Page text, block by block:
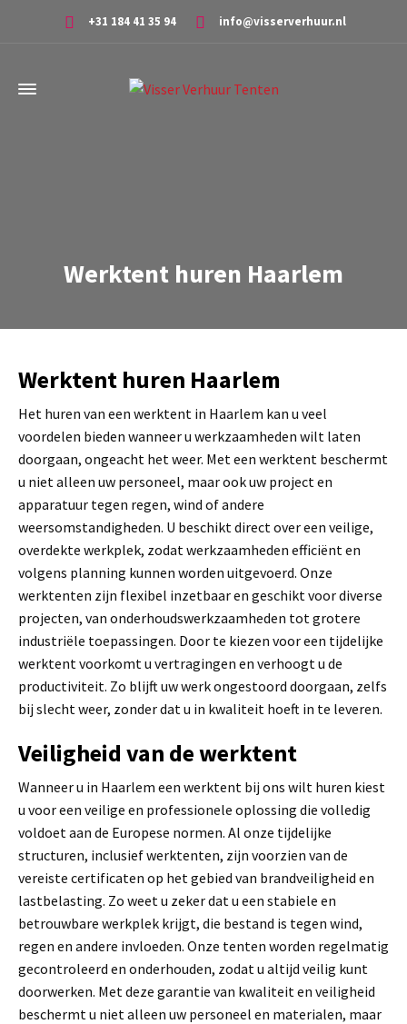
+31 184 41 35 94 info@visserverhuur.nl
Werktent huren Haarlem
Werktent huren Haarlem
Het huren van een werktent in Haarlem kan u veel
voordelen bieden wanneer u werkzaamheden wilt laten
doorgaan, ongeacht het weer. Met een werktent beschermt
u niet alleen uw personeel, maar ook uw project en
apparatuur tegen regen, wind of andere
weersomstandigheden. U beschikt direct over een veilige,
overdekte werkplek, zodat werkzaamheden efficiënt en
volgens planning kunnen worden uitgevoerd. Onze
werktenten zijn flexibel inzetbaar en geschikt voor diverse
projecten, van onderhoudswerkzaamheden tot grotere
industriële toepassingen. Door te kiezen voor een tijdelijke
werktent voorkomt u vertragingen en verhoogt u de
productiviteit. Zo blijft uw werk ongestoord doorgaan, zelfs
bij slecht weer, zonder dat u in kwaliteit hoeft in te leveren.
Veiligheid van de werktent
Wanneer u in Haarlem een werktent bij ons wilt huren kiest
u voor een veilige en professionele oplossing die volledig
voldoet aan de Europese normen. Al onze tijdelijke
structuren, inclusief werktenten, zijn voorzien van de
vereiste certificaten op het gebied van brandveiligheid en
lastbelasting. Zo weet u zeker dat u een stabiele en
betrouwbare werkplek krijgt, die bestand is tegen wind,
regen en andere invloeden. Onze tenten worden regelmatig
gecontroleerd en onderhouden, zodat u altijd veilig kunt
doorwerken. Met deze garantie van kwaliteit en veiligheid
beschermt u niet alleen uw personeel en materialen, maar